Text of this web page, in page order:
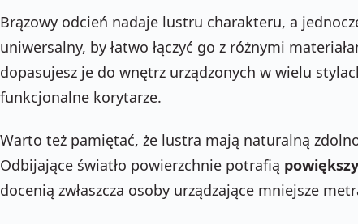
Brązowy odcień nadaje lustru charakteru, a
uniwersalny, by łatwo łączyć go z różnymi
dopasujesz je do wnętrz urządzonych w wielu
funkcjonalne korytarze.
Warto też pamiętać, że lustra mają naturalną
Odbijające światło powierzchnie potrafią
docenią zwłaszcza osoby urządzające mniejsze